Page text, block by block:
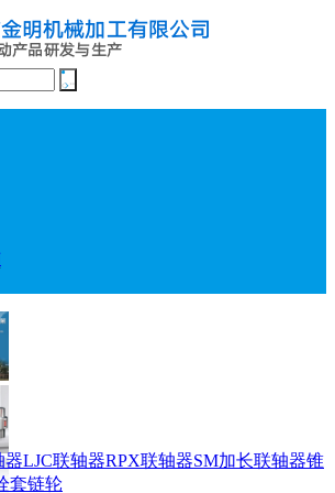
器LJC联轴器RPX联轴器SM加长联轴器锥
套链轮